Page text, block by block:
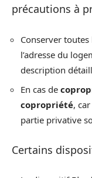
précautions à
Conserver
l’adresse du
description
En cas de
copropriété,
partie privative
Certains